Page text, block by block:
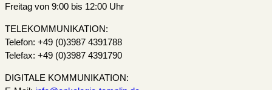
Freitag von 9:00 bis 12:00 Uhr
TELEKOMMUNIKATION:
Telefon: +49 (0)3987 4391788
Telefax: +49 (0)3987 4391790
DIGITALE KOMMUNIKATION: